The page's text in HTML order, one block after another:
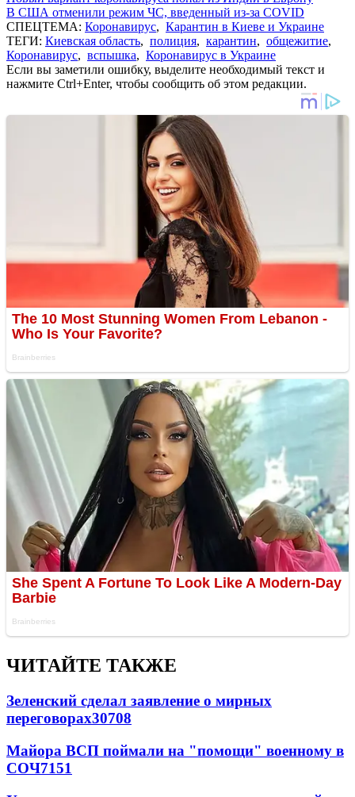
В США отменили режим ЧС, введенный из-за COVID
СПЕЦТЕМА: Коронавирус, Карантин в Киеве и Украине
ТЕГИ: Киевская область, полиция, карантин, общежитие,
Коронавирус, вспышка, Коронавирус в Украине
Если вы заметили ошибку, выделите необходимый текст и
нажмите Ctrl+Enter, чтобы сообщить об этом редакции.
ЧИТАЙТЕ ТАКЖЕ
Зеленский сделал заявление о мирных
переговорах30708
Майора ВСП поймали на "помощи" военному в
СОЧ7151